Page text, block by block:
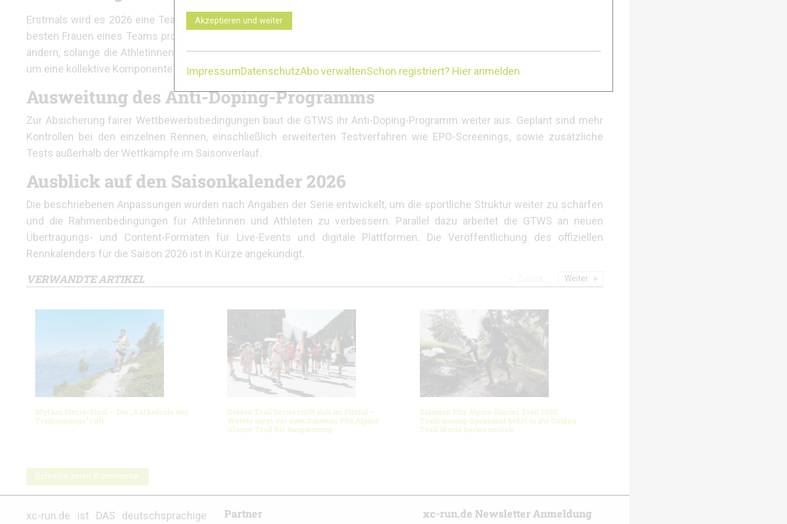
Erstmals wird es 2026 eine Teamwertung geben. Diese basiert auf den Punkten der jeweils zwei besten Männer und zwei
besten Frauen eines Teams pro Rennen. Die Zusammensetzung der Teams kann sich von Veranstaltung zu Veranstaltung
ändern, solange die Athletinnen und Athleten demselben Team angehören. Die Teamwertung ergänzt die Einzelkonkurrenz
um eine kollektive Komponente und eröffnet zusätzliche strategische Möglichkeiten im Rennverlauf.
Ausweitung des Anti-Doping-Programms
Zur Absicherung fairer Wettbewerbsbedingungen baut die GTWS ihr Anti-Doping-Programm weiter aus. Geplant sind mehr
Kontrollen bei den einzelnen Rennen, einschließlich erweiterten Testverfahren wie EPO-Screenings, sowie zusätzliche
Tests außerhalb der Wettkämpfe im Saisonverlauf.
Ausblick auf den Saisonkalender 2026
Die beschriebenen Anpassungen wurden nach Angaben der Serie entwickelt, um die sportliche Struktur weiter zu schärfen
und die Rahmenbedingungen für Athletinnen und Athleten zu verbessern. Parallel dazu arbeitet die GTWS an neuen
Übertragungs- und Content-Formaten für Live-Events und digitale Plattformen. Die Veröffentlichung des offiziellen
Rennkalenders für die Saison 2026 ist in Kürze angekündigt.
VERWANDTE ARTIKEL
Mythos Sierre-Zinal – Die „Kathedrale des
Trailrunnings“ ruft
Golden Trail Series trifft sich im Pitztal –
Wetter sorgt vor dem Salomon Pitz Alpine
Glacier Trail für Anspannung
Salomon Pitz Alpine Glacier Trail 2026:
Trailrunning-Spektakel kehrt in die Golden
Trail World Series zurück
Weiter
Schreibe einen Kommentar
xc-run.de ist DAS deutschsprachige Partner xc-run.de Newsletter Anmeldung
Akzeptieren und weiter
ImpressumDatenschutzAbo verwaltenSchon registriert? Hier anmelden